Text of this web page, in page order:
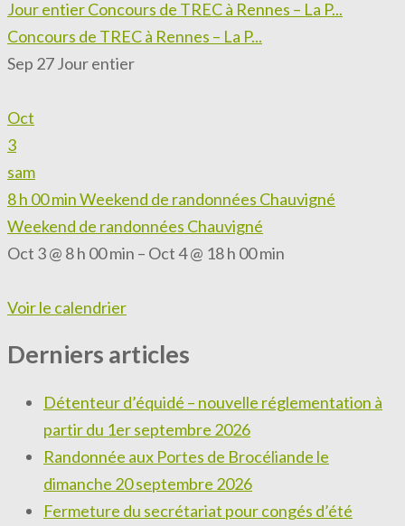
Jour entierConcours de TREC à Rennes – La P...
Concours de TREC à Rennes – La P...
Sep 27Jour entier
Oct
3
sam
8 h 00 minWeekend de randonnées Chauvigné
Weekend de randonnées Chauvigné
Oct 3 @ 8 h 00 min – Oct 4 @ 18 h 00 min
Voir le calendrier
Derniers articles
Détenteur d’équidé – nouvelle réglementation à
partir du 1er septembre 2026
Randonnée aux Portes de Brocéliande le
dimanche 20 septembre 2026
Fermeture du secrétariat pour congés d’été